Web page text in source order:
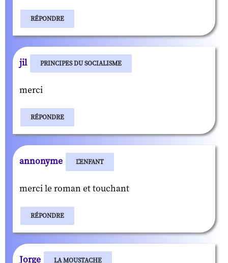
RÉPONDRE
jil PRINCIPES DU SOCIALISME
merci
RÉPONDRE
annonyme L'ENFANT
merci le roman et touchant
RÉPONDRE
Jorge LA MOUSTACHE